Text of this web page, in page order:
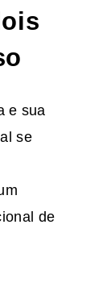
e sua
se
de